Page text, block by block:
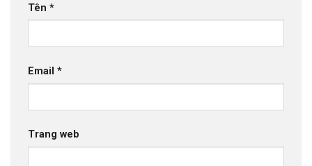
Tên *
Email *
Trang web